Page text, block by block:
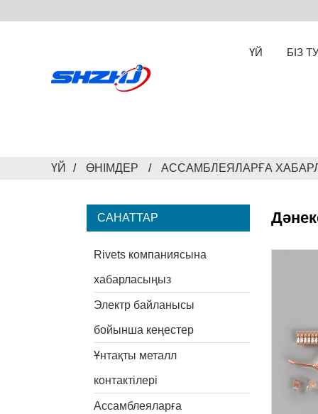
ҮЙ БІЗ
ҮЙ ӨНІМДЕР АССАМБЛЕЯЛАРҒА
САНАТТАР
Rivets компаниясына
хабарласыңыз
Электр байланысы
бойынша кеңестер
Ұнтақты металл
контактілері
Ассамблеяларға